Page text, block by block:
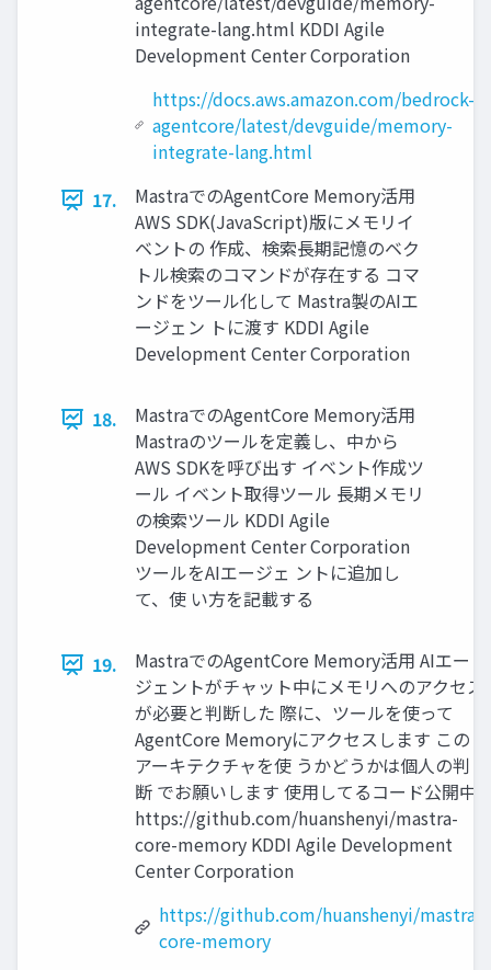
integrate-lang.html KDDI Agile
Development Center Corporation
https://docs.aws.amazon.com/bedrock-
agentcore/latest/devguide/memory-
integrate-lang.html
17.
MastraでのAgentCore Memory活用
AWS SDK(JavaScript)版にメモリイ
ベントの 作成、検索長期記憶のベク
トル検索のコマンドが存在する コマ
ンドをツール化して Mastra製のAIエ
ージェン トに渡す KDDI Agile
Development Center Corporation
18.
MastraでのAgentCore Memory活用
Mastraのツールを定義し、中から
AWS SDKを呼び出す イベント作成ツ
ール イベント取得ツール 長期メモリ
の検索ツール KDDI Agile
Development Center Corporation
ツールをAIエージェ ントに追加し
て、使 い方を記載する
19.
MastraでのAgentCore Memory活用 AIエー
ジェントがチャット中にメモリへのアクセス
が必要と判断した 際に、ツールを使って
AgentCore Memoryにアクセスします この
アーキテクチャを使 うかどうかは個人の判
断 でお願いします 使用してるコード公開中
https://github.com/huanshenyi/mastra-
core-memory KDDI Agile Development
Center Corporation
https://github.com/huanshenyi/mastra-
core-memory